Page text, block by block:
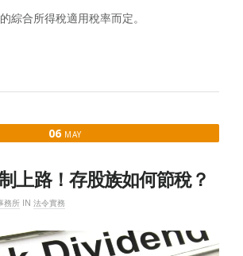
綜合所得稅適用稅率而定。
06 MAY
上路！存股族如何節稅？
務所 IN 法令實務